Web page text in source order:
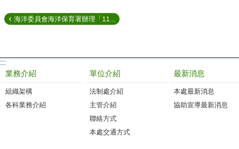
海洋委員會海洋保育署辦理「11...
:::
業務介紹
組織架構
各科業務介紹
單位介紹
法制處介紹
主管介紹
聯絡方式
本處交通方式
最新消息
本處最新消息
協助宣導最新消息